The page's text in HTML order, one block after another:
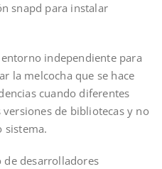
snapd para instalar
independiente para
la melcocha que se hace
cuando diferentes
de bibliotecas y no
sistema.
de desarrolladores